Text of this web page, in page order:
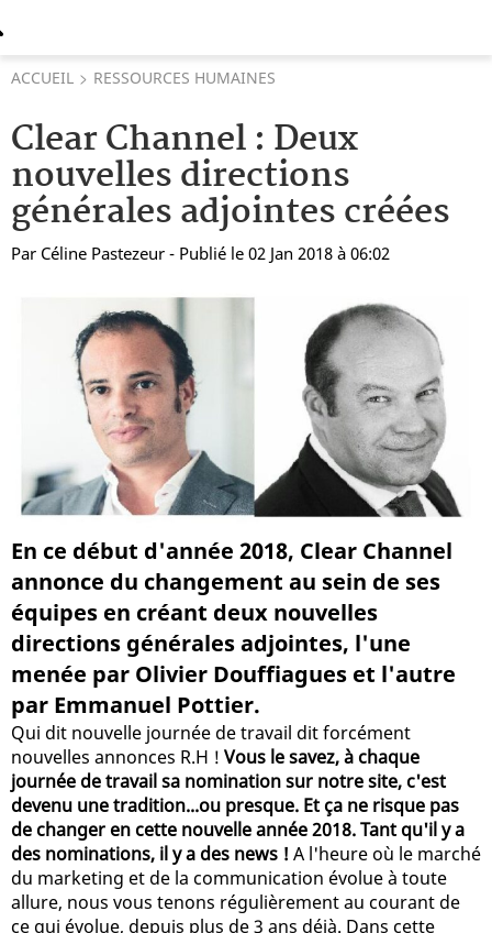
ACCUEIL RESSOURCES HUMAINES
Clear Channel : Deux
nouvelles directions
générales adjointes créées
Par Céline Pastezeur - Publié le 02 Jan 2018 à 06:02
En ce début d'année 2018, Clear Channel
annonce du changement au sein de ses
équipes en créant deux nouvelles
directions générales adjointes, l'une
menée par Olivier Douffiagues et l'autre
par Emmanuel Pottier.
Qui dit nouvelle journée de travail dit forcément
nouvelles annonces R.H ! Vous le savez, à chaque
journée de travail sa nomination sur notre site, c'est
devenu une tradition...ou presque. Et ça ne risque pas
de changer en cette nouvelle année 2018. Tant qu'il y a
des nominations, il y a des news ! A l'heure où le marché
du marketing et de la communication évolue à toute
allure, nous vous tenons régulièrement au courant de
ce qui évolue, depuis plus de 3 ans déjà. Dans cette